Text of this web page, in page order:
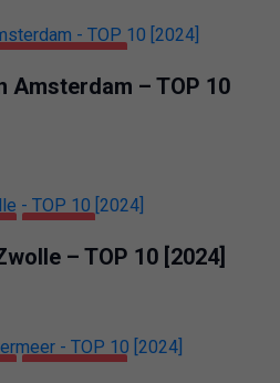
Amsterdam – TOP 10
– TOP 10 [2024]